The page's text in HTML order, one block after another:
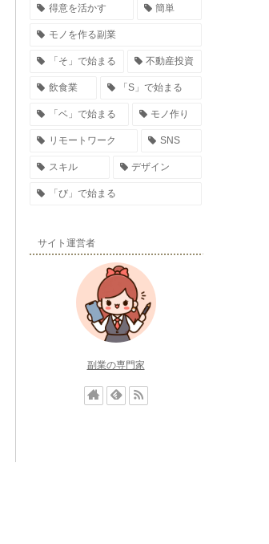
得意を活かす 簡単
モノを作る副業
「そ」で始まる 不動産投資
飲食業 「S」で始まる
「ベ」で始まる モノ作り
リモートワーク SNS
スキル デザイン
「び」で始まる
サイト運営者
副業の専門家